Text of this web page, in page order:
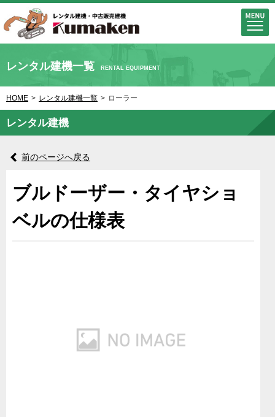
レンタル建機一覧 RENTAL EQUIPMENT
HOME > レンタル建機一覧 > ローラー
レンタル建機
前のページへ戻る
ブルドーザー・タイヤショ
ベルの仕様表